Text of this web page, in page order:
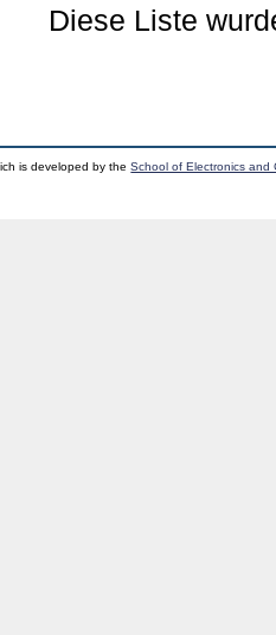
Diese Liste
is developed by theSchool of Electronics and